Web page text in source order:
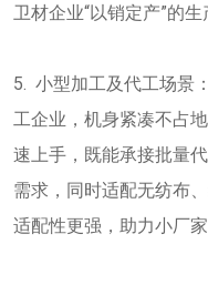
卫材企业“以销定产”的
5. 小型加工及代工场景
工企业，机身紧凑不占
速上手，既能承接批量
需求，同时适配无纺布
适配性更强，助力小厂家